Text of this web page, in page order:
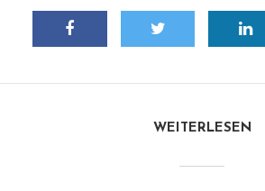
WEITERLESEN